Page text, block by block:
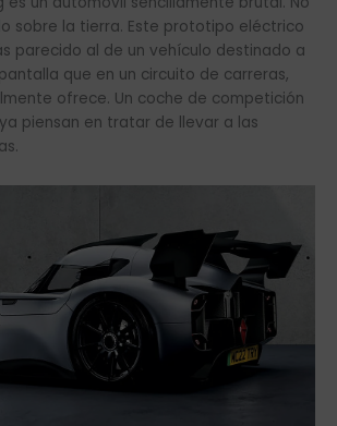
sobre la tierra. Este prototipo eléctrico
parecido al de un vehículo destinado a
que en un circuito de carreras,
ofrece. Un coche de competición
piensan en tratar de llevar a las